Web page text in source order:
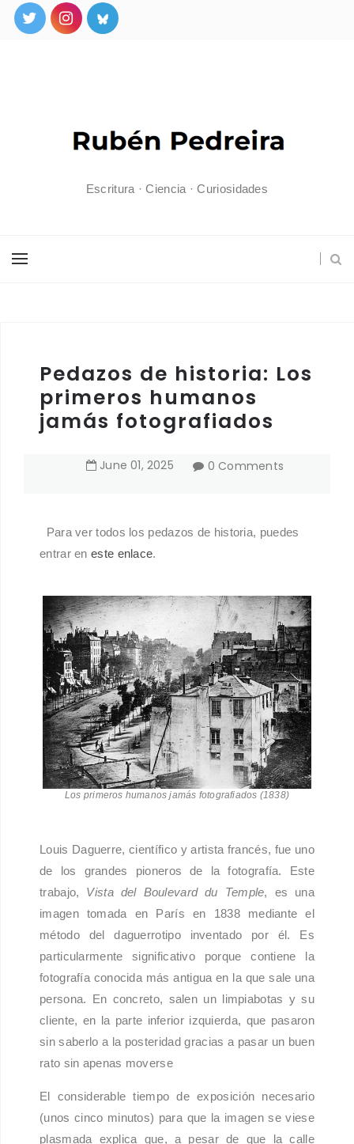
Escritura · Ciencia · Curiosidades
Pedazos de historia: Los
primeros humanos
jamás fotografiados
June 01,2025 0 Comments
Para ver todos los pedazos de historia, puedes
entrar en este enlace.
Los primeros humanos jamás fotografiados (1838)
Louis Daguerre, científico y artista francés, fue uno
de los grandes pioneros de la fotografía. Este
trabajo, Vista del Boulevard du Temple, es una
imagen tomada en París en 1838 mediante el
método del daguerrotipo inventado por él. Es
particularmente significativo porque contiene la
fotografía conocida más antigua en la que sale una
persona. En concreto, salen un limpiabotas y su
cliente, en la parte inferior izquierda, que pasaron
sin saberlo a la posteridad gracias a pasar un buen
rato sin apenas moverse
El considerable tiempo de exposición necesario
(unos cinco minutos) para que la imagen se viese
plasmada explica que, a pesar de que la calle